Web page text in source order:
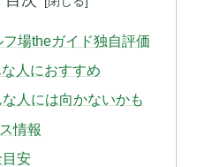
フ場theガイド独自評価
人におすすめ
人には向かないかも
情報
目安